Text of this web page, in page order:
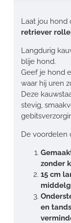
Laat jou hond
retriever
Langdurig
blije hond.
Geef je hond
waar hij uren
Deze
stevig,
De voordelen
zonder
15 cm
en